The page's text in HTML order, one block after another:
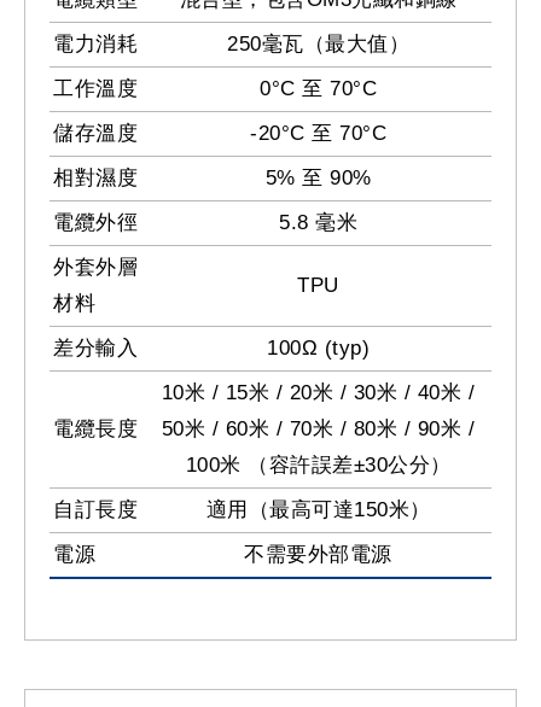
電力消耗
250毫瓦（最大值）
工作溫度
0°C 至 70°C
儲存溫度
-20°C 至 70°C
相對濕度
5% 至 90%
電纜外徑
5.8 毫米
外套外層
材料
TPU
差分輸入 100Ω (typ)
電纜長度
10米 / 15米 / 20米 / 30米 / 40米 /
50米 / 60米 / 70米 / 80米 / 90米 /
100米 （容許誤差±30公分）
自訂長度
適用（最高可達150米）
電源
不需要外部電源